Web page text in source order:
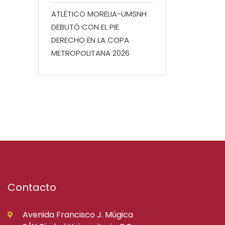
ATLÉTICO MORELIA-UMSNH
DEBUTÓ CON EL PIE
DERECHO EN LA COPA
METROPOLITANA 2026
Contacto
Avenida Francisco J. Múgica